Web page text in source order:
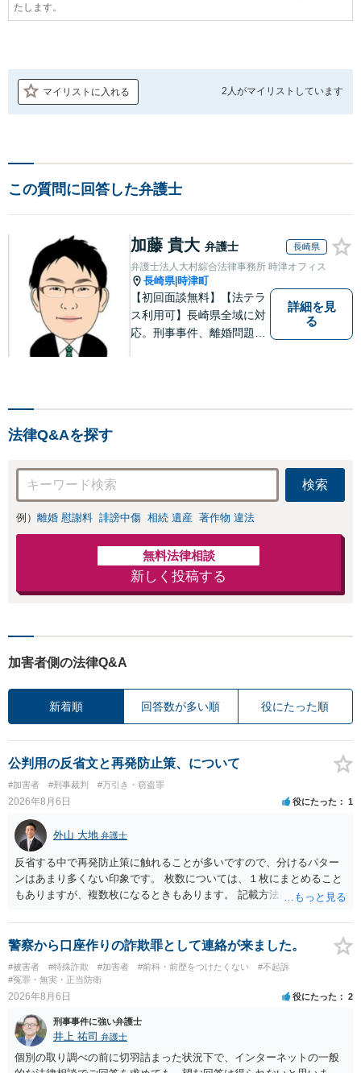
たします。
マイリストに入れる 2人がマイリストしています
この質問に回答した弁護士
加藤 貴大 弁護士 長崎県
弁護士法人大村綜合法律事務所 時津オフィス
長崎県|時津町
【初回面談無料】【法テラ
ス利用可】長崎県全域に対
応。刑事事件、離婚問題、
詳細を見
る
法律Q&Aを探す
検索
例） 離婚 慰謝料 誹謗中傷 相続 遺産 著作物 違法
無料法律相談
新しく投稿する
加害者側の法律Q&A
新着順 回答数が多い順 役にたった順
公判用の反省文と再発防止策、について
#加害者 #刑事裁判 #万引き・窃盗罪
2026年8月6日 役にたった 1
外山 大地 弁護士
反省する中で再発防止策に触れることが多いですので、分けるパター
ンはあまり多くない印象です。 枚数については、１枚にまとめること
もありますが、複数枚になるときもあります。 記載方法については、
います。 したがいまして、いずれも良いかと考えます。
警察から口座作りの詐欺罪として連絡が来ました。
#被害者 #特殊詐欺 #加害者 #前科・前歴をつけたくない
#不起訴
#冤罪・無実・正当防衛
2026年8月6日 役にたった 2
刑事事件に強い弁護士
井上 祐司 弁護士
個別の取り調べの前に切羽詰まった状況下で、インターネットの一般